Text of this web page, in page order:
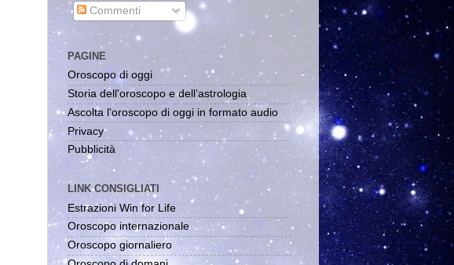
Commenti
PAGINE
Oroscopo di oggi
Storia dell'oroscopo e dell'astrologia
Ascolta l'oroscopo di oggi in formato audio
Privacy
Pubblicità
LINK CONSIGLIATI
Estrazioni Win for Life
Oroscopo internazionale
Oroscopo giornaliero